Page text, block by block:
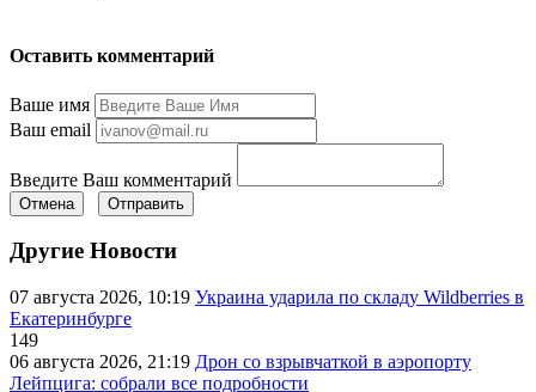
Оставить комментарий
Ваше имя
Ваш email
Введите Ваш комментарий
Отмена Отправить
Другие Новости
07 августа 2026, 10:19 Украина ударила по складу Wildberries в
Екатеринбурге
149
06 августа 2026, 21:19 Дрон со взрывчаткой в аэропорту
Лейпцига: собрали все подробности